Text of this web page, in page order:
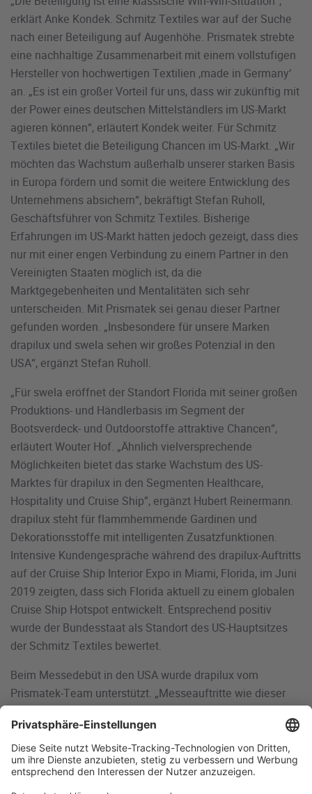
erklärt Anke Kondek. Schmitz Textiles war auf der Suche
nach einer Beteiligung auf Augenhöhe. Prismatek strebte
eine nachhaltige Zusammenarbeit mit einem vollstufigen
Hersteller von hochwertigen Textilien ‚made in Germany‘
an. „Es ist ein großer Vorteil für uns, dass wir zukünftig mit
der Power eines deutschen Mittelständlers im US-Markt
agieren können“, erläutert Kondek weiter. Für Schmitz
Textiles bietet die Beteiligung Chancen im US-Markt. „Wir
möchten das Wachstum außerhalb unserer starken Basis
in Europa fördern und somit die weitere Entwicklung des
Unternehmens absichern“, bekräftigt Stefan Ruholl,
Geschäftsführer von Schmitz Textiles. Bisherige
Erfahrungen im US-Markt hätten jedoch gezeigt, dass dies
nur mit einer engen Verbindung zu einem Partner in den
Vereinigten Staaten möglich ist, da die
Marktgegebenheiten und Mentalitäten sich sehr
unterscheiden. Mit Prismatek sei genau dieser Partner
gefunden worden. „Insbesondere für unsere Marken
drapilux und swela sehen wir großes Potenzial in den
USA“, ergänzt Stefan Ruholl.
„Für swela eröffnet der Standort Florida mit seiner großen
Produktions- und Händlerbasis im Segment der
Bootsverdeck- und Outdoorstoffe attraktive Chancen“,
erläutert Wouter Hof. „Ähnlich vielversprechende
Möglichkeiten bietet das starke Wachstum des US-
Marktes für drapilux in den Segmenten Healthcare,
Hospitality und Cruise Ship”, ergänzt Hubert Reinermann.
drapilux steht für flammhemmende Gardinen und
Dekorationsstoffe mit intelligenten Zusatzfunktionen.
Intensive Kundengespräche während des drapilux-Auftritts
auf der Cruise Ship Interior Expo in Miami, Florida, im Juni
2019 zeigten, dass sich Florida aktuell zu einem globalen
Cruise Ship Hotspot entwickelt. Entsprechend positiv
wurde der Bundesstaat als Standort des US-Hauptsitzes
der Schmitz Textiles bewertet.
Beim Messedebüt in den USA wurde drapilux vom
Prismatek-Team unterstützt. „Messeauftritte wie dieser
Unternehmens auf Zustimmung stößt. Für US-Kunden ist
es sehr wichtig, dass Lieferanten im US-Markt mit einer
Niederlassung vertreten sind“, sagt Stefan Ruholl.